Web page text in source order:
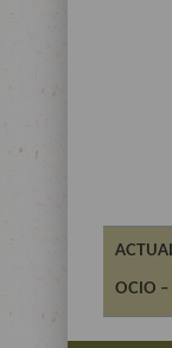
OCIO –